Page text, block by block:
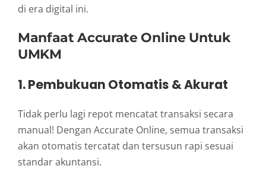
di era digital ini.
Manfaat Accurate Online Untuk
UMKM
1. Pembukuan Otomatis & Akurat
Tidak perlu lagi repot mencatat transaksi secara
manual! Dengan Accurate Online, semua transaksi
akan otomatis tercatat dan tersusun rapi sesuai
standar akuntansi.